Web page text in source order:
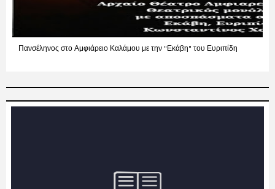
Πανσέληνος στο Αμφιάρειο Καλάμου με την "Εκάβη" του Ευριπίδη